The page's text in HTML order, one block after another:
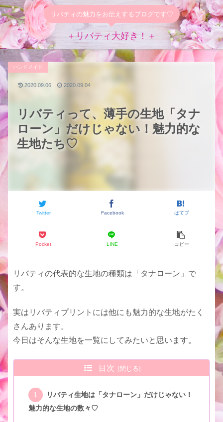
リバティの魅力をお伝えするブログです♡
＋リバティ大好き！＋
リバティって、薄手の生地「タナ
ローン」だけじゃない！魅力的な
生地たち♡
ハンドメイド
Twitter Facebook はてブ
Pocket LINE コピー
2020.09.06 2020.09.04
リバティの代表的な生地の種類は「タナローン」で
す。
実はリバティプリントには他にも魅力的な生地がたく
さんあります。
今日はそんな生地を一覧にしてみたいと思います。
目次
リバティ生地は「タナローン」だけじゃない！
魅力的な生地の数々♡